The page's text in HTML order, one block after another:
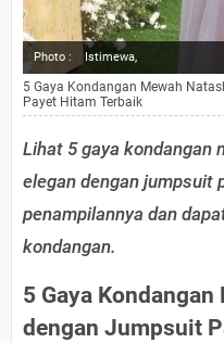
Photo : Istimewa,
5 Gaya Kondangan Mewah
Payet Hitam Terbaik
Lihat 5 gaya kondangan
elegan dengan jumpsuit
penampilannya dan
kondangan.
5 Gaya
dengan Jumpsuit